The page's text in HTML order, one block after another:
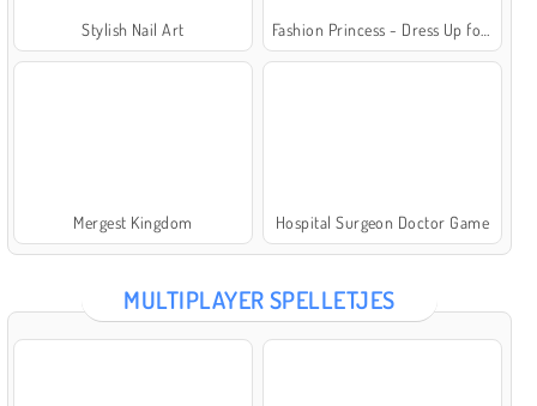
Stylish Nail Art
Mergest Kingdom Hospital Surgeon Doctor Game
MULTIPLAYER SPELLETJES